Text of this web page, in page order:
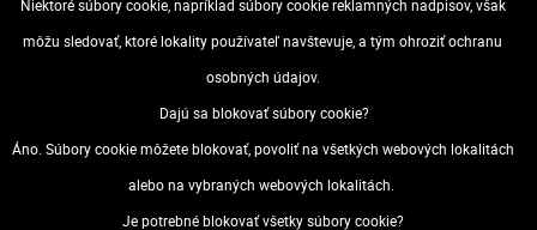
2 ročná obmedzená záruka na hardvér
Zásady ochrany osobných údajov (GDPR)
Niektoré súbory cookie, napríklad súbory cookie reklamných nadpisov, však
môžu sledovať, ktoré lokality používateľ navštevuje, a tým ohroziť ochranu
osobných údajov.
Dajú sa blokovať súbory cookie?
Áno. Súbory cookie môžete blokovať, povoliť na všetkých webových lokalitách
alebo na vybraných webových lokalitách.
Je potrebné blokovať všetky súbory cookie?